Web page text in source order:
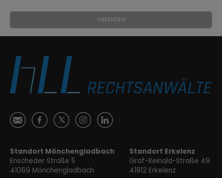
ABSENDEN
Ś ă  Ⱥ ɐ
Standort Mönchengladbach
Enscheder Straße 5
41069 Mönchengladbach
Standort Erkelenz
Graf-Reinald-Straße 49
41812 Erkelenz